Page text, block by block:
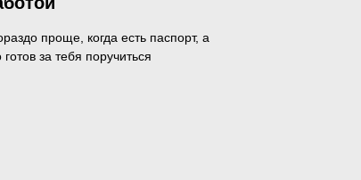
проще, когда есть паспорт, а
готов за тебя поручиться